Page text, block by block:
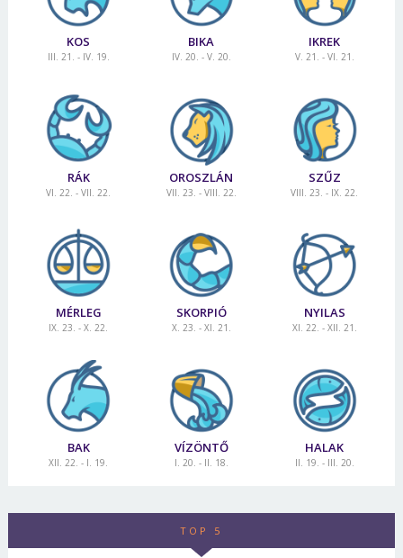
KOS
III. 21. - IV. 19.
BIKA
IV. 20. - V. 20.
IKREK
V. 21. - VI. 21.
RÁK
VI. 22. - VII. 22.
OROSZLÁN
VII. 23. - VIII. 22.
SZŰZ
VIII. 23. - IX. 22.
MÉRLEG
IX. 23. - X. 22.
SKORPIÓ
X. 23. - XI. 21.
NYILAS
XI. 22. - XII. 21.
BAK
XII. 22. - I. 19.
VÍZÖNTŐ
I. 20. - II. 18.
HALAK
II. 19. - III. 20.
TOP 5